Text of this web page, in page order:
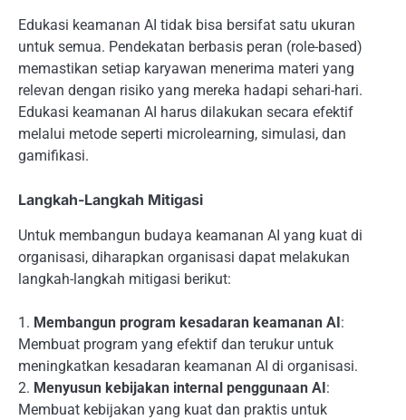
Edukasi keamanan AI tidak bisa bersifat satu ukuran
untuk semua. Pendekatan berbasis peran (role-based)
memastikan setiap karyawan menerima materi yang
relevan dengan risiko yang mereka hadapi sehari-hari.
Edukasi keamanan AI harus dilakukan secara efektif
melalui metode seperti microlearning, simulasi, dan
gamifikasi.
Langkah-Langkah Mitigasi
Untuk membangun budaya keamanan AI yang kuat di
organisasi, diharapkan organisasi dapat melakukan
langkah-langkah mitigasi berikut:
1. Membangun program kesadaran keamanan AI:
Membuat program yang efektif dan terukur untuk
meningkatkan kesadaran keamanan AI di organisasi.
2. Menyusun kebijakan internal penggunaan AI:
Membuat kebijakan yang kuat dan praktis untuk